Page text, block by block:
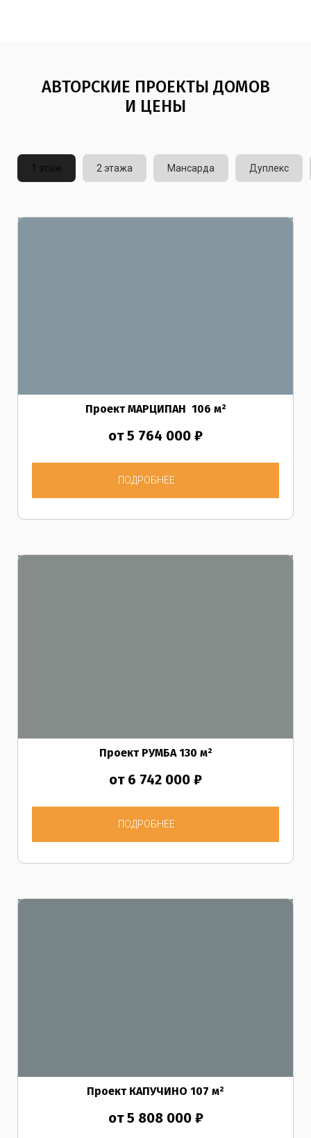
АВТОРСКИЕ ПРОЕКТЫ ДОМОВ
И ЦЕНЫ
1 этаж 2 этажа Мансарда Дуплекс
Проект МАРЦИПАН 106 м²
от 5 764 000 ₽
ПОДРОБНЕЕ
Проект РУМБА 130 м²
от 6 742 000 ₽
ПОДРОБНЕЕ
Проект КАПУЧИНО 107 м²
от 5 808 000 ₽